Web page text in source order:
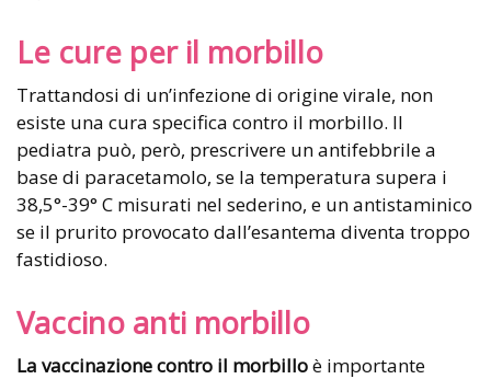
Le cure per il morbillo
Trattandosi di un’infezione di origine virale, non
esiste una cura specifica contro il morbillo. Il
pediatra può, però, prescrivere un antifebbrile a
base di paracetamolo, se la temperatura supera i
38,5°-39° C misurati nel sederino, e un antistaminico
se il prurito provocato dall’esantema diventa troppo
fastidioso.
Vaccino anti morbillo
La vaccinazione contro il morbilloè importante